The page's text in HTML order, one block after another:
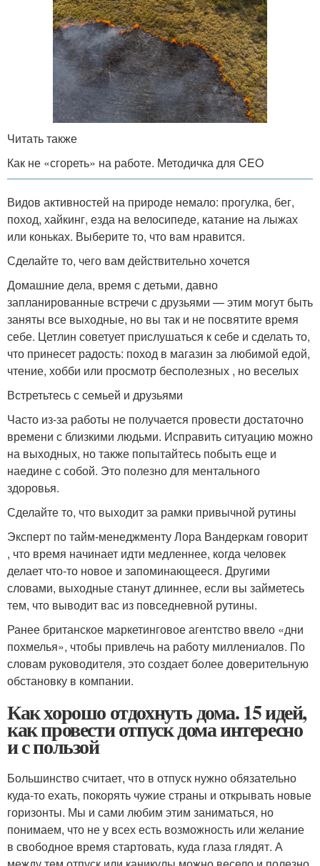
Читать также
Как не «сгореть» на работе. Методичка для CEO
Видов активностей на природе немало: прогулка, бег,
поход, хайкинг, езда на велосипеде, катание на лыжах
или коньках. Выберите то, что вам нравится.
Сделайте то, чего вам действительно хочется
Домашние дела, время с детьми, давно
запланированные встречи с друзьями — этим могут быть
заняты все выходные, но вы так и не посвятите время
себе. Цетлин советует прислушаться к себе и сделать то,
что принесет радость: поход в магазин за любимой едой,
чтение, хобби или просмотр бесполезных , но веселых
Встретьтесь с семьей и друзьями
Часто из-за работы не получается провести достаточно
времени с близкими людьми. Исправить ситуацию можно
на выходных, но также попытайтесь побыть еще и
наедине с собой. Это полезно для ментального
здоровья.
Сделайте то, что выходит за рамки привычной рутины
Эксперт по тайм-менеджменту Лора Вандеркам говорит
, что время начинает идти медленнее, когда человек
делает что-то новое и запоминающееся. Другими
словами, выходные станут длиннее, если вы займетесь
тем, что выводит вас из повседневной рутины.
Ранее британское маркетинговое агентство ввело «дни
похмелья», чтобы привлечь на работу миллениалов. По
словам руководителя, это создает более доверительную
обстановку в компании.
Как хорошо отдохнуть дома. 15 идей,
как провести отпуск дома интересно
и с пользой
Большинство считает, что в отпуск нужно обязательно
куда-то ехать, покорять чужие страны и открывать новые
горизонты. Мы и сами любим этим заниматься, но
понимаем, что не у всех есть возможность или желание
в свободное время стартовать, куда глаза глядят. А